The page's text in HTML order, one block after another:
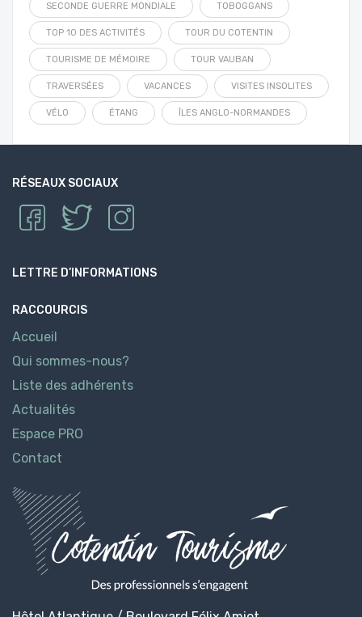
SECONDE GUERRE MONDIALE TOBOGGANS
TOP 10 DES ACTIVITÉS TOUR DU COTENTIN
TOURISME DE MÉMOIRE TOUR VAUBAN
TRAVERSÉES VACANCES VISITES INSOLITES
VÉLO ÉTANG ÎLES ANGLO-NORMANDES
RÉSEAUX SOCIAUX
LETTRE D’INFORMATIONS
RACCOURCIS
Accueil
Qui sommes-nous?
Liste des adhérents
Actualités
Espace PRO
Contact